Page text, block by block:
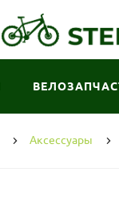
Аксессуары